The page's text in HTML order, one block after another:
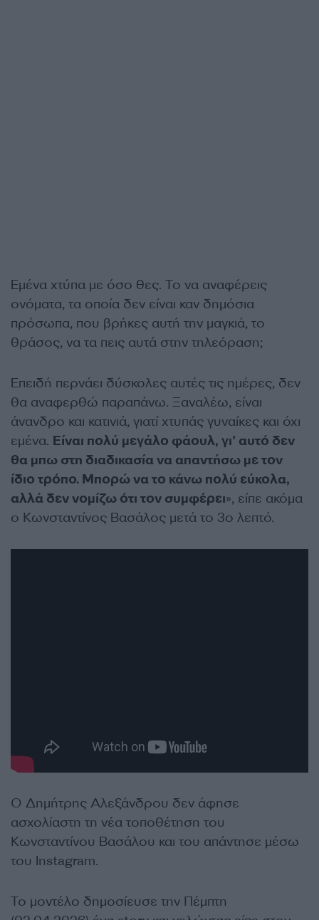
Εμένα χτύπα με όσο θες. Το να αναφέρεις
ονόματα, τα οποία δεν είναι καν δημόσια
πρόσωπα, που βρήκες αυτή την μαγκιά, το
θράσος, να τα πεις αυτά στην τηλεόραση;
Επειδή περνάει δύσκολες αυτές τις ημέρες, δεν
θα αναφερθώ παραπάνω. Ξαναλέω, είναι
άνανδρο και κατινιά, γιατί χτυπάς γυναίκες και όχι
εμένα. Είναι πολύ μεγάλο φάουλ, γι’ αυτό δεν
θα μπω στη διαδικασία να απαντήσω με τον
ίδιο τρόπο. Μπορώ να το κάνω πολύ εύκολα,
αλλά δεν νομίζω ότι τον συμφέρει», είπε ακόμα
ο Κωνσταντίνος Βασάλος μετά το 3ο λεπτό.
Ο Δημήτρης Αλεξάνδρου δεν άφησε
ασχολίαστη τη νέα τοποθέτηση του
Κωνσταντίνου Βασάλου και του απάντησε μέσω
του Instagram.
Το μοντέλο δημοσίευσε την Πέμπτη